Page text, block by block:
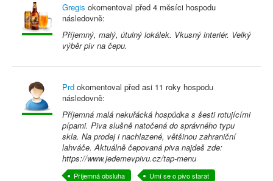
Gregis okomentoval před 4 měsíci hospodu
následovně:
Příjemný, malý, útulný lokálek. Vkusný interiér. Velký
výběr piv na čepu.
Prd okomentoval před asi 11 roky hospodu
následovně:
Příjemná malá nekuřácká hospůdka s šesti rotujícími
pípami. Piva slušně natočená do správného typu
skla. Na prodej i nachlazené, většinou zahraniční
lahváče. Aktuálně čepovaná piva najdeš zde:
https://www.jedemevpivu.cz/tap-menu
Příjemná obsluha Umí se o pivo starat